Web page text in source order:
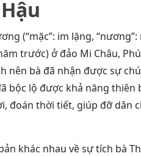
(“mặc”: im lặng,
trước) ở đảo Mi Châu,
nên bà đã nhận được sự
bộc lộ được khả năng thiên
đoán thời tiết, giúp đỡ dân
khác nhau về sự tích bà